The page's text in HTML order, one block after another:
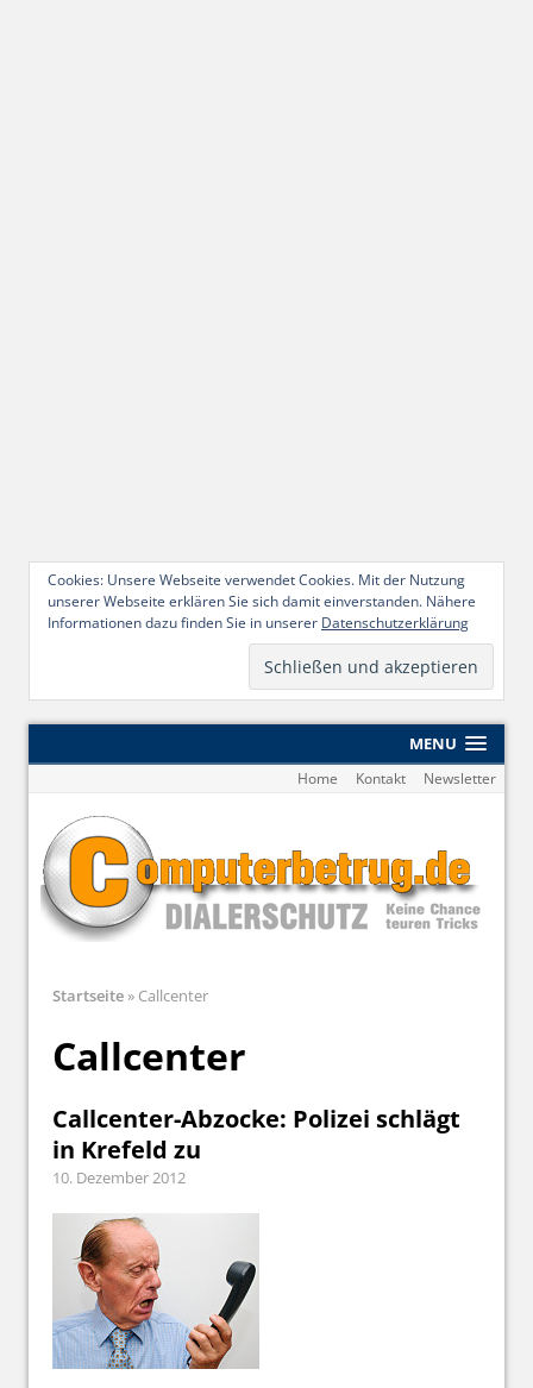
Cookies: Unsere Webseite verwendet Cookies. Mit der Nutzung
unserer Webseite erklären Sie sich damit einverstanden. Nähere
Informationen dazu finden Sie in unserer Datenschutzerklärung
MENU
Home Kontakt Newsletter
Startseite» Callcenter
Callcenter
Callcenter-Abzocke: Polizei schlägt
in Krefeld zu
10. Dezember 2012